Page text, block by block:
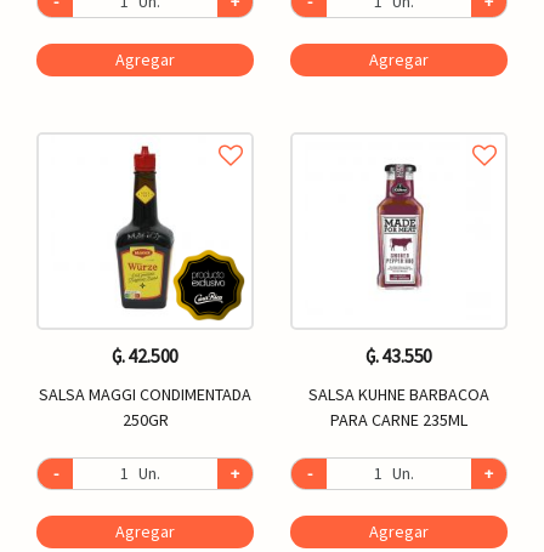
Agregar
₲. 42.500
SALSA MAGGI CONDIMENTADA
250GR
- Un. +
Agregar
Agregar
₲. 43.550
SALSA KUHNE BARBACOA
PARA CARNE 235ML
- Un. +
Agregar